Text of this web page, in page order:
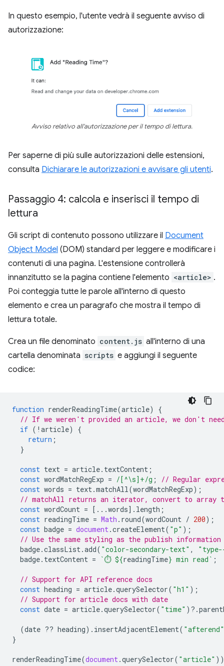
In questo esempio, l'utente vedrà il seguente avviso di
autorizzazione:
Avviso relativo all'autorizzazione per il tempo di lettura.
Per saperne di più sulle autorizzazioni delle estensioni,
consulta Dichiarare le autorizzazioni e avvisare gli utenti.
Passaggio 4: calcola e inserisci il tempo di
lettura
Gli script di contenuto possono utilizzare il Document
Object Model (DOM) standard per leggere e modificare i
contenuti di una pagina. L'estensione controllerà
innanzitutto se la pagina contiene l'elemento <article> .
Poi conteggia tutte le parole all'interno di questo
elemento e crea un paragrafo che mostra il tempo di
lettura totale.
Crea un file denominato content.js all'interno di una
cartella denominata scripts e aggiungi il seguente
codice:
function renderReadingTime(article)
{
// If we weren't provided an article, we don't
if ( ! article)
{
return ;
}
const text = article. textContent ;
const wordMatchRegExp = /[^\s]+/g ;
// Regular
const words = text.matchAll(wordMatchRegExp);
// matchAll returns an iterator, convert to array
const wordCount = [...words]. length ;
const readingTime = Math . round(wordCount / 200);
const badge = document.createElement( "p" );
// Use the same styling as the publish
badge.classList.add( "color-secondary-text" ,
badge. textContent = `⏱️ ${readingTime} min read` ;
// Support for API reference docs
const heading = article.querySelector( "h1" );
// Support for article docs with date
const date = article.querySelector( "time" ) ? .
(date ?? heading). insertAdjacentElement( "afterend"
}
renderReadingTime(document.querySelector( "article"